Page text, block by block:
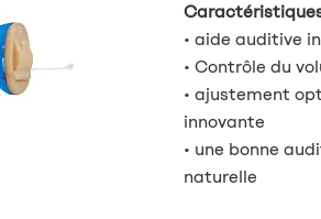
• aide auditive
• Contrôle du
• ajustement
innovante
• une bonne
naturelle